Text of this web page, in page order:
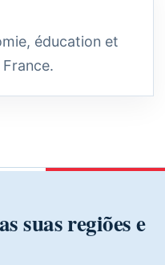
éducation et
suas regiões e